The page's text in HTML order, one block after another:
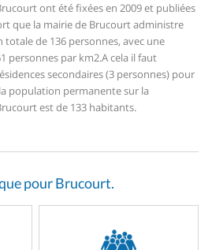
ont été fixées en 2009 et publiées
que la mairie de Brucourt administre
de 136 personnes, avec une
personnes par km2.A cela il faut
secondaires (3 personnes) pour
population permanente sur la
est de 133 habitants.
pour Brucourt.